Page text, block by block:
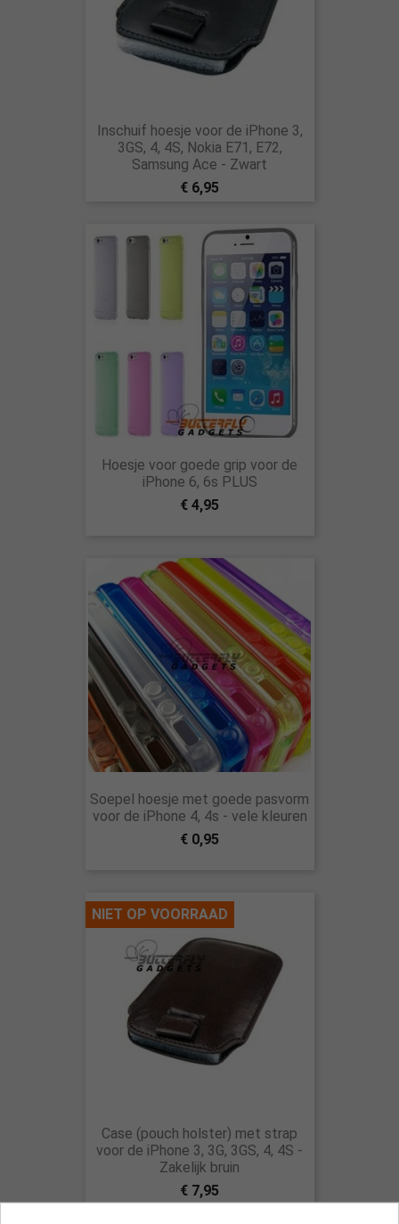
Inschuif hoesje voor de iPhone 3,
3GS, 4, 4S, Nokia E71, E72,
Samsung Ace - Zwart
€ 6,95
Hoesje voor goede grip voor de
iPhone 6, 6s PLUS
€ 4,95
Soepel hoesje met goede pasvorm
voor de iPhone 4, 4s - vele kleuren
€ 0,95
Case (pouch holster) met strap
voor de iPhone 3, 3G, 3GS, 4, 4S -
Zakelijk bruin
€ 7,95
NIET OP VOORRAAD